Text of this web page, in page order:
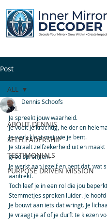
Post
ALL
ABOUT DENNIS
SELFLEADERSHIP
TESTIMONIALS
PURPOSE DRIVEN MISSION
ALL
Dennis Schoofs
Je spreekt jouw waarheid.
Je voelt je krachtig, helder en
Je werk klopt met wie je bent.
Je straalt zelfzekerheid uit en maakt
groeisprongen.
Je werkt aan jezelf en bent dat, wat
aantrekt.
Toch leef je in een rol die jou
Stemmetjes spreken luider. Je
Je bouwt aan iets dat wringt. Je
Je vraagt je af of je durft te kiezen